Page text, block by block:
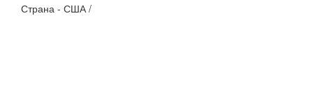
Страна - США /